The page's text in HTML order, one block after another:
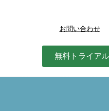
格
お問い合わせ
無料トライア